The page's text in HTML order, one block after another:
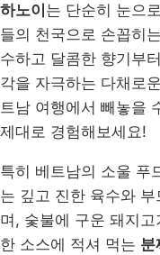
하노이 는 단순히 눈으
들의 천국으로 손꼽히
수하고 달콤한 향기부
각을 자극하는 다채로
트남 여행에서 빼놓을
제대로 경험해보세요!
특히 베트남의 소울 푸
는 깊고 진한 육수와
며, 숯불에 구운 돼지
한 소스에 적셔 먹는